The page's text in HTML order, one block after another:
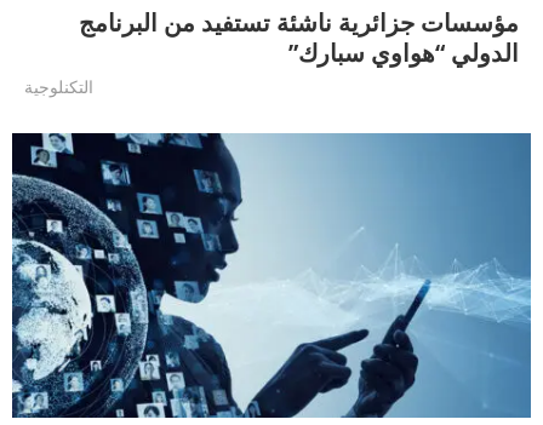
مؤسسات جزائرية ناشئة تستفيد من البرنامج
الدولي “هواوي سبارك”
التكنلوجية